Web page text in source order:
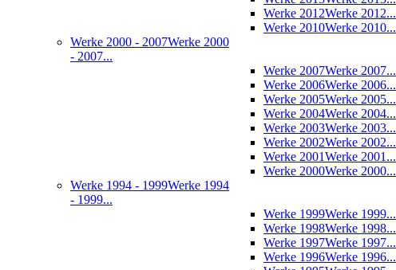
Werke 2012Werke 2012...
Werke 2010Werke 2010...
Werke 2000 - 2007Werke 2000
- 2007...
Werke 2007Werke 2007...
Werke 2006Werke 2006...
Werke 2005Werke 2005...
Werke 2004Werke 2004...
Werke 2003Werke 2003...
Werke 2002Werke 2002...
Werke 2001Werke 2001...
Werke 2000Werke 2000...
Werke 1994 - 1999Werke 1994
- 1999...
Werke 1999Werke 1999...
Werke 1998Werke 1998...
Werke 1997Werke 1997...
Werke 1996Werke 1996...